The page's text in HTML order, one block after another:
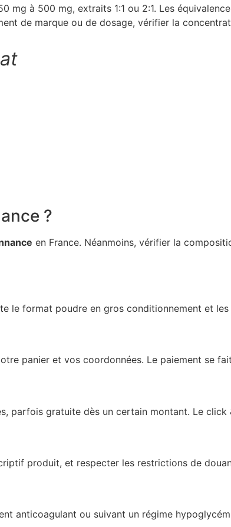
mg à 500 mg, extraits 1:1 ou 2:1. Les
de marque ou de dosage, vérifier la
?
en France. Néanmoins, vérifier la
le format poudre en gros conditionnement et les
panier et vos coordonnées. Le paiement se
parfois gratuite dès un certain montant. Le
produit, et respecter les restrictions de
anticoagulant ou suivant un régime